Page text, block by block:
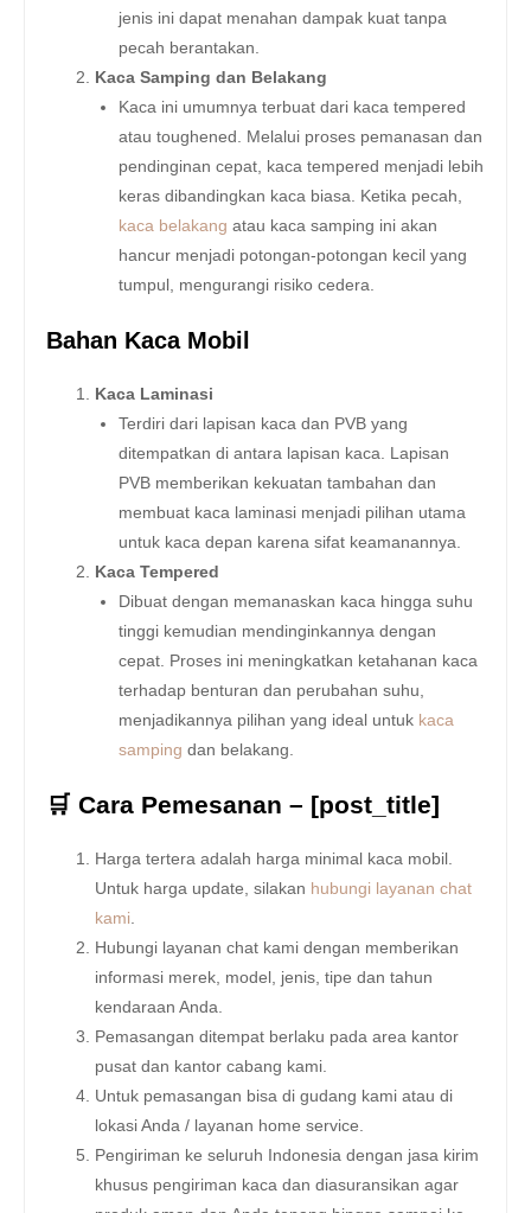
jenis ini dapat menahan dampak kuat tanpa
pecah berantakan.
Kaca Samping dan Belakang
Kaca ini umumnya terbuat dari kaca tempered
atau toughened. Melalui proses pemanasan dan
pendinginan cepat, kaca tempered menjadi lebih
keras dibandingkan kaca biasa. Ketika pecah,
kaca belakang atau kaca samping ini akan
hancur menjadi potongan-potongan kecil yang
tumpul, mengurangi risiko cedera.
Bahan Kaca Mobil
Kaca Laminasi
Terdiri dari lapisan kaca dan PVB yang
ditempatkan di antara lapisan kaca. Lapisan
PVB memberikan kekuatan tambahan dan
membuat kaca laminasi menjadi pilihan utama
untuk kaca depan karena sifat keamanannya.
Kaca Tempered
Dibuat dengan memanaskan kaca hingga suhu
tinggi kemudian mendinginkannya dengan
cepat. Proses ini meningkatkan ketahanan kaca
terhadap benturan dan perubahan suhu,
menjadikannya pilihan yang ideal untuk kaca
samping dan belakang.
🛒 Cara Pemesanan – [post_title]
Harga tertera adalah harga minimal kaca mobil.
Untuk harga update, silakan hubungi layanan chat
kami
Hubungi layanan chat kami dengan memberikan
informasi merek, model, jenis, tipe dan tahun
kendaraan Anda.
Pemasangan ditempat berlaku pada area kantor
pusat dan kantor cabang kami.
Untuk pemasangan bisa di gudang kami atau di
lokasi Anda / layanan home service.
Pengiriman ke seluruh Indonesia dengan jasa kirim
khusus pengiriman kaca dan diasuransikan agar